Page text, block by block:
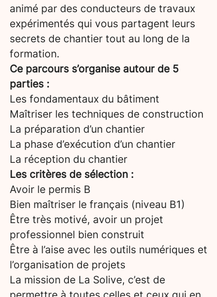
animé par des conducteurs de travaux
expérimentés qui vous partagent leurs
secrets de chantier tout au long de la
formation.
Ce parcours s’organise autour de 5
parties :
Les fondamentaux du bâtiment
Maîtriser les techniques de construction
La préparation d’un chantier
La phase d’exécution d’un chantier
La réception du chantier
Les critères de sélection :
Avoir le permis B
Bien maîtriser le français (niveau B1)
Être très motivé, avoir un projet
professionnel bien construit
Être à l’aise avec les outils numériques et
l’organisation de projets
La mission de La Solive, c’est de